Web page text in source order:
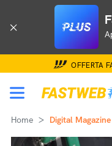
OFFERTA
Home Digital Magazine